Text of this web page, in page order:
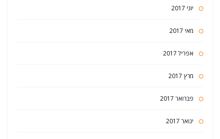
יוני 2017
מאי 2017
אפריל 2017
מרץ 2017
פברואר 2017
ינואר 2017